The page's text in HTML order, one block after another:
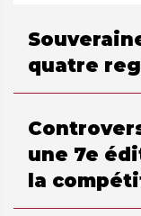
quatre
une 7e
la